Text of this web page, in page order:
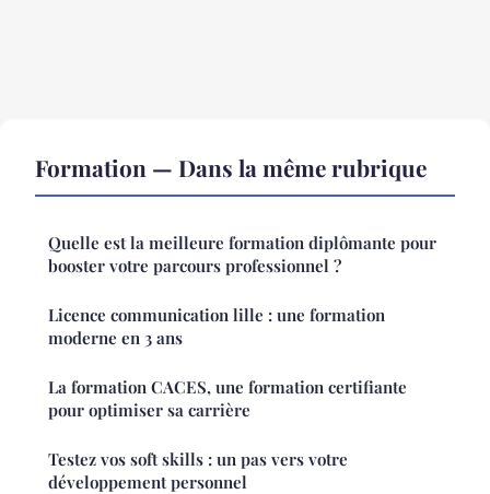
Formation — Dans la même rubrique
Quelle est la meilleure formation diplômante pour
booster votre parcours professionnel ?
Licence communication lille : une formation
moderne en 3 ans
La formation CACES, une formation certifiante
pour optimiser sa carrière
Testez vos soft skills : un pas vers votre
développement personnel